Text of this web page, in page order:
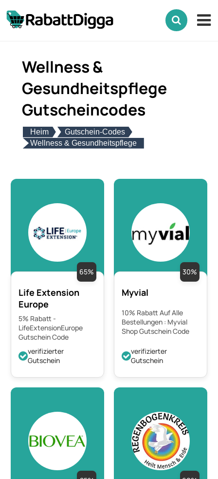
Wellness &
Gesundheitspflege
Gutscheincodes
Heim
Gutschein-Codes
Wellness & Gesundheitspflege
65%
Life Extension
Europe
5% Rabatt -
LifeExtensionEurope
Gutschein Code
verifizierter
Gutschein
30%
Myvial
10% Rabatt Auf Alle
Bestellungen : Myvial
Shop Gutschein Code
verifizierter
Gutschein